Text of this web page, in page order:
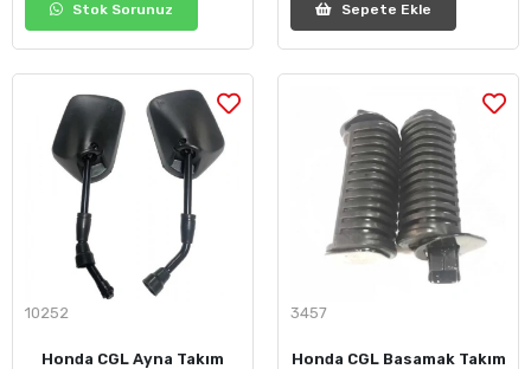
Stok Sorunuz Sepete Ekle
10252
Honda CGL Ayna Takım
3457
Honda CGL Basamak Takım